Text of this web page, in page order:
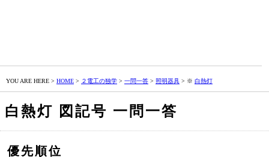
YOU ARE HERE > HOME > ２電工の独学 > 一問一答 > 照明器具 > ※ 白熱灯
白熱灯 図記号 一問一答
優先順位